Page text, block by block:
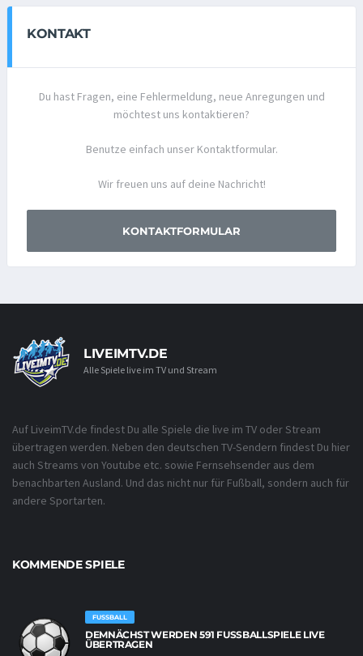
KONTAKT
Du hast Fragen, eine Fehlermeldung, neue Anregungen und
möchtest uns kontaktieren?
Benutze einfach unser Kontaktformular.
Wir freuen uns auf deine Nachricht!
KONTAKTFORMULAR
LIVEIMTV.DE
Alle Spiele live im TV und Stream
Auf LiveimTV.de findest Du alle Spiele die live im TV oder Stream
übertragen werden. Neben den deutschen TV-Sendern findest Du hier
auch Streams von Youtube etc. sowie Fernsehsender aus dem
benachbarten Ausland. Und das nicht nur für Fußball, sondern auch für
andere Sportarten.
KOMMENDE SPIELE
FUSSBALL
DEMNÄCHST WERDEN 591 FUSSBALLSPIELE LIVE Ü
BERTRAGEN